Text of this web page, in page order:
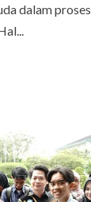
dalam proses